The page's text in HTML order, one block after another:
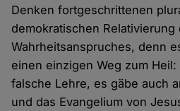
Denken fortgeschrittenen
demokratischen Relativierung
Wahrheitsanspruches, denn
einen einzigen Weg zum
falsche Lehre, es gäbe auch
und das Evangelium von